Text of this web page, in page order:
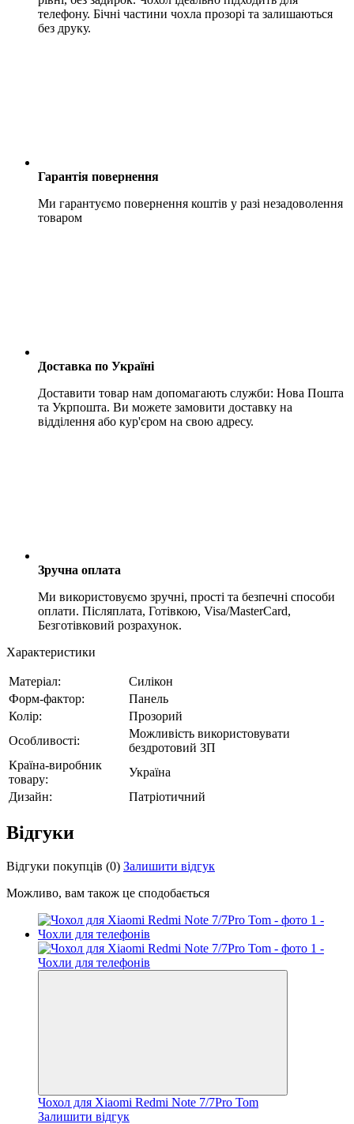
телефону. Бічні частини чохла прозорі та залишаються
без друку.
Гарантія повернення
Ми гарантуємо повернення коштів у разі незадоволення
товаром
Доставка по Україні
Доставити товар нам допомагають служби: Нова Пошта
та Укрпошта. Ви можете замовити доставку на
відділення або кур'єром на свою адресу.
Зручна оплата
Ми використовуємо зручні, прості та безпечні способи
оплати. Післяплата, Готівкою, Visa/MasterCard,
Безготівковий розрахунок.
Характеристики
Матеріал:
Силікон
Форм-фактор:
Панель
Колір:
Прозорий
Особливості:
Можливість використовувати
бездротовий ЗП
Країна-виробник
товару:
Україна
Дизайн:
Патріотичний
Відгуки
Відгуки покупців (0) Залишити відгук
Можливо, вам також це сподобається
Чохол для Xiaomi Redmi Note 7/7Pro Tom
Залишити відгук